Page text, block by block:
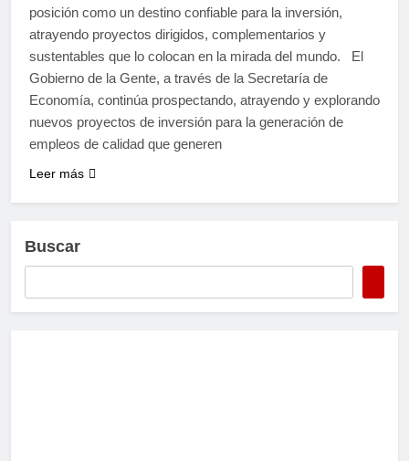
posición como un destino confiable para la inversión,
atrayendo proyectos dirigidos, complementarios y
sustentables que lo colocan en la mirada del mundo. El
Gobierno de la Gente, a través de la Secretaría de
Economía, continúa prospectando, atrayendo y explorando
nuevos proyectos de inversión para la generación de
empleos de calidad que generen
Leer más
Buscar